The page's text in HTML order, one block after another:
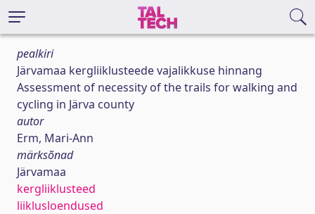
pealkiri
Järvamaa kergliiklusteede vajalikkuse hinnang
Assessment of necessity of the trails for walking and
cycling in Järva county
autor
Erm, Mari-Ann
märksõnad
Järvamaa
kergliiklusteed
liiklusloendused